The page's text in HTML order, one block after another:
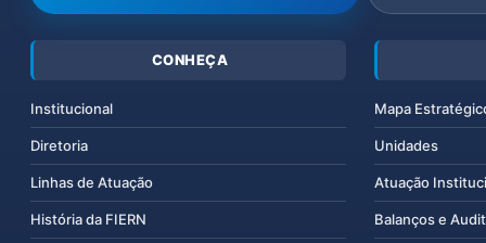
CONHEÇA
Institucional
Diretoria
Linhas de Atuação
História da FIERN
Mapa
Unidades
Atuação
Balanços e